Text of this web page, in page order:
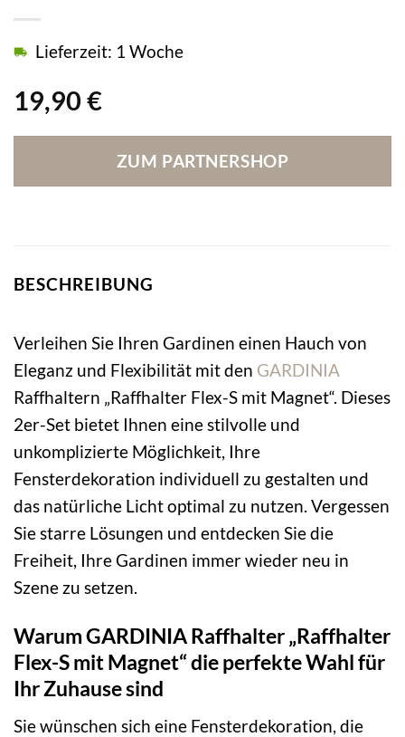
19,90 €
Lieferzeit: 1 Woche
ZUM PARTNERSHOP
BESCHREIBUNG
Verleihen Sie Ihren Gardinen einen Hauch von
Eleganz und Flexibilität mit den GARDINIA
Raffhaltern „Raffhalter Flex-S mit Magnet“. Dieses
2er-Set bietet Ihnen eine stilvolle und
unkomplizierte Möglichkeit, Ihre
Fensterdekoration individuell zu gestalten und
das natürliche Licht optimal zu nutzen. Vergessen
Sie starre Lösungen und entdecken Sie die
Freiheit, Ihre Gardinen immer wieder neu in
Szene zu setzen.
Warum GARDINIA Raffhalter „Raffhalter
Flex-S mit Magnet“ die perfekte Wahl für
Ihr Zuhause sind
Sie wünschen sich eine Fensterdekoration, die